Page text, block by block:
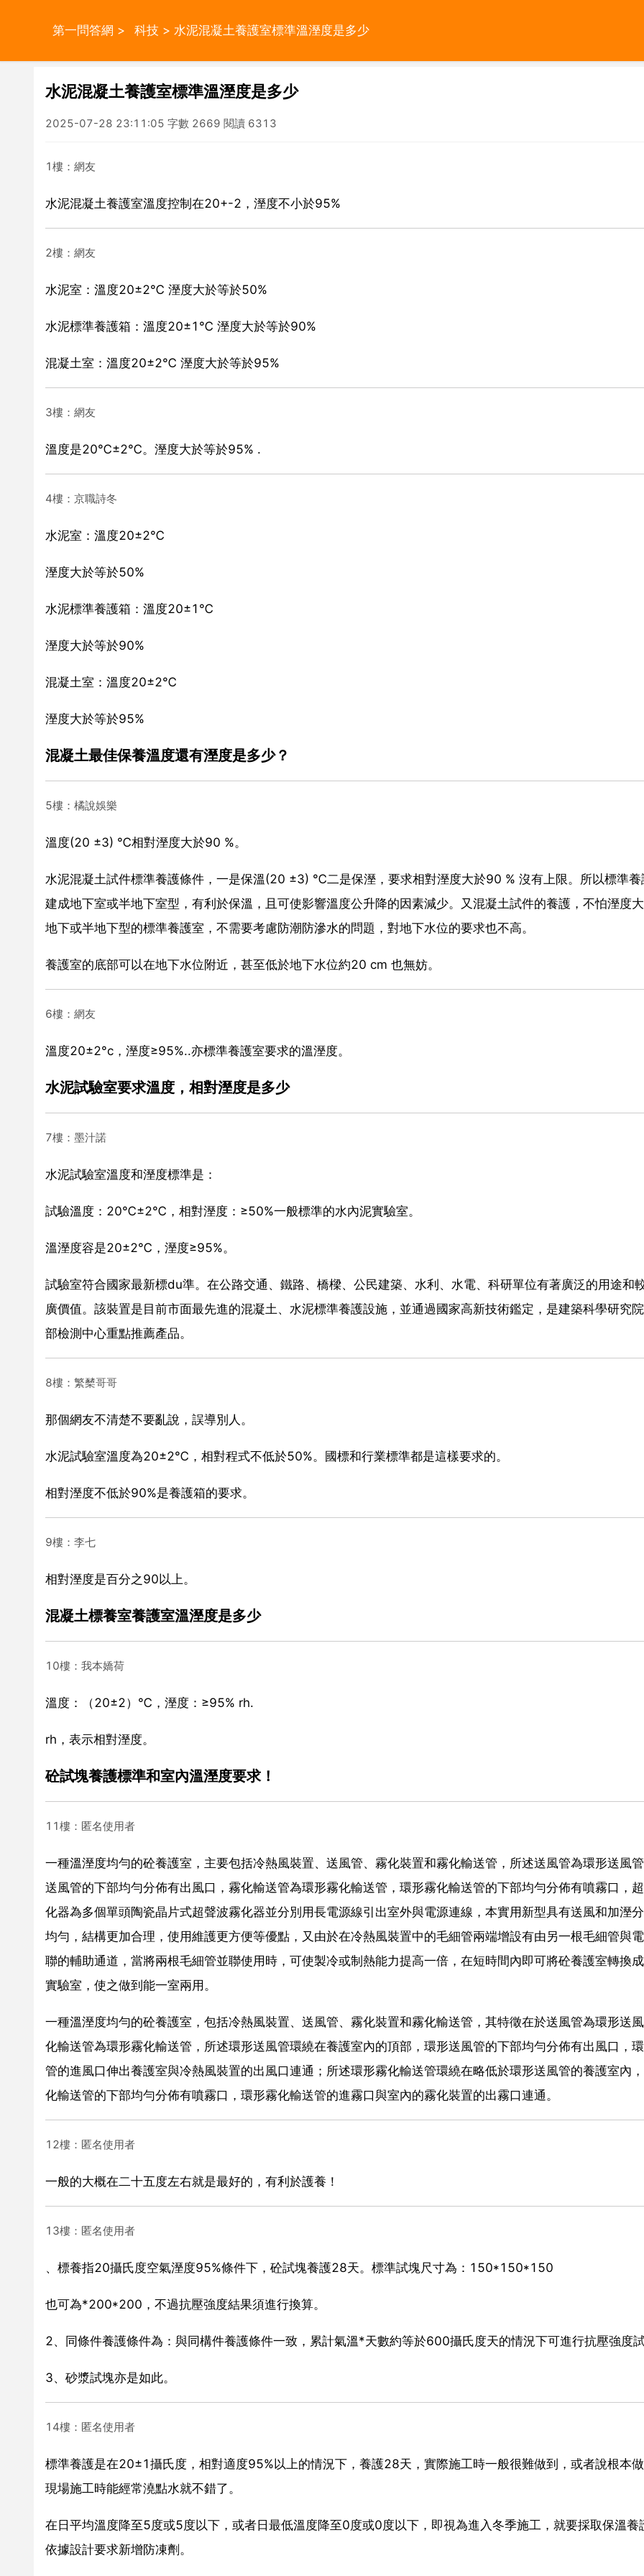
第一問答網 > 科技 > 水泥混凝土養護室標準溫溼度是多少
水泥混凝土養護室標準溫溼度是多少
2025-07-28 23:11:05 字數 2669 閱讀 6313
1樓：網友
水泥混凝土養護室溫度控制在20+-2，溼度不小於95%
2樓：網友
水泥室：溫度20±2℃ 溼度大於等於50%
水泥標準養護箱：溫度20±1℃ 溼度大於等於90%
混凝土室：溫度20±2℃ 溼度大於等於95%
3樓：網友
溫度是20℃±2℃。溼度大於等於95% .
4樓：京職詩冬
水泥室：溫度20±2℃
溼度大於等於50%
水泥標準養護箱：溫度20±1℃
溼度大於等於90%
混凝土室：溫度20±2℃
溼度大於等於95%
混凝土最佳保養溫度還有溼度是多少？
5樓：橘說娛樂
溫度(20 ±3) ℃相對溼度大於90 %。
水泥混凝土試件標準養護條件，一是保溫(20 ±3) ℃二是保溼，要求相對溼度大於90 % 沒有上限。所以標準養
建成地下室或半地下室型，有利於保溫，且可使影響溫度公升降的因素減少。又混凝土試件的養護，不怕溼度
地下或半地下型的標準養護室，不需要考慮防潮防滲水的問題，對地下水位的要求也不高。
養護室的底部可以在地下水位附近，甚至低於地下水位約20 cm 也無妨。
6樓：網友
溫度20±2°c，溼度≥95%..亦標準養護室要求的溫溼度。
水泥試驗室要求溫度，相對溼度是多少
7樓：墨汁諾
水泥試驗室溫度和溼度標準是：
試驗溫度：20℃±2℃，相對溼度：≥50%一般標準的水內泥實驗室。
溫溼度容是20±2℃，溼度≥95%。
試驗室符合國家最新標du準。在公路交通、鐵路、橋樑、公民建築、水利、水電、科研單位有著廣泛的用途和
廣價值。該裝置是目前市面最先進的混凝土、水泥標準養護設施，並通過國家高新技術鑑定，是建築科學研究
部檢測中心重點推薦產品。
8樓：繁櫫哥哥
那個網友不清楚不要亂說，誤導別人。
水泥試驗室溫度為20±2℃，相對程式不低於50%。國標和行業標準都是這樣要求的。
相對溼度不低於90%是養護箱的要求。
9樓：李七
相對溼度是百分之90以上。
混凝土標養室養護室溫溼度是多少
10樓：我本嬌荷
溫度：（20±2）℃，溼度：≥95% rh.
rh，表示相對溼度。
砼試塊養護標準和室內溫溼度要求！
11樓：匿名使用者
一種溫溼度均勻的砼養護室，主要包括冷熱風裝置、送風管、霧化裝置和霧化輸送管，所述送風管為環形送風
送風管的下部均勻分佈有出風口，霧化輸送管為環形霧化輸送管，環形霧化輸送管的下部均勻分佈有噴霧口，
化器為多個單頭陶瓷晶片式超聲波霧化器並分別用長電源線引出室外與電源連線，本實用新型具有送風和加溼
均勻，結構更加合理，使用維護更方便等優點，又由於在冷熱風裝置中的毛細管兩端增設有由另一根毛細管與
聯的輔助通道，當將兩根毛細管並聯使用時，可使製冷或制熱能力提高一倍，在短時間內即可將砼養護室轉換
實驗室，使之做到能一室兩用。
一種溫溼度均勻的砼養護室，包括冷熱風裝置、送風管、霧化裝置和霧化輸送管，其特徵在於送風管為環形送
化輸送管為環形霧化輸送管，所述環形送風管環繞在養護室內的頂部，環形送風管的下部均勻分佈有出風口，
管的進風口伸出養護室與冷熱風裝置的出風口連通；所述環形霧化輸送管環繞在略低於環形送風管的養護室內
化輸送管的下部均勻分佈有噴霧口，環形霧化輸送管的進霧口與室內的霧化裝置的出霧口連通。
12樓：匿名使用者
一般的大概在二十五度左右就是最好的，有利於護養！
13樓：匿名使用者
、標養指20攝氏度空氣溼度95%條件下，砼試塊養護28天。標準試塊尺寸為：150*150*150
也可為*200*200，不過抗壓強度結果須進行換算。
2、同條件養護條件為：與同構件養護條件一致，累計氣溫*天數約等於600攝氏度天的情況下可進行抗壓強度
3、砂漿試塊亦是如此。
14樓：匿名使用者
標準養護是在20±1攝氏度，相對適度95%以上的情況下，養護28天，實際施工時一般很難做到，或者說根本
現場施工時能經常澆點水就不錯了。
在日平均溫度降至5度或5度以下，或者日最低溫度降至0度或0度以下，即視為進入冬季施工，就要採取保溫養
依據設計要求新增防凍劑。